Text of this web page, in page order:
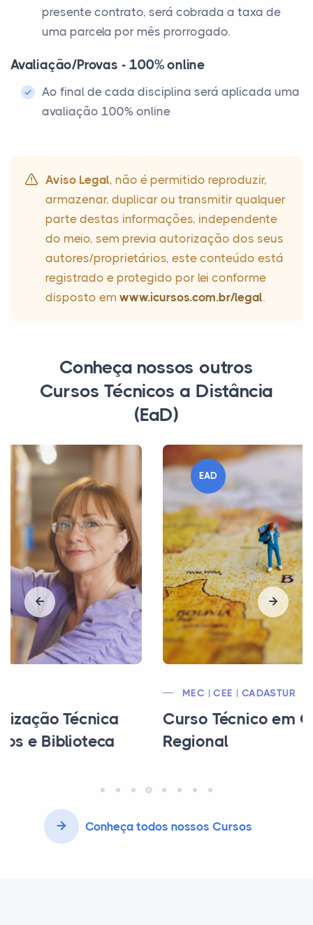
presente contrato, será cobrada a taxa de
uma parcela por mês prorrogado.
Avaliação/Provas - 100% online
Ao final de cada disciplina será aplicada uma
avaliação 100% online
Aviso Legal, não é permitido reproduzir,
armazenar, duplicar ou transmitir qualquer
parte destas informações, independente
do meio, sem previa autorização dos seus
autores/proprietários, este conteúdo está
registrado e protegido por lei conforme
disposto em www.icursos.com.br/legal.
Conheça nossos outros
Cursos Técnicos a Distância
(EaD)
EAD
Curso Técnico em Guia de Turismo
Regional
Conheça todos nossos Cursos